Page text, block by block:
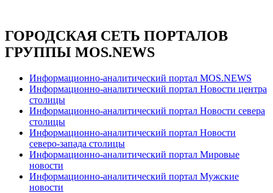
ГОРОДСКАЯ СЕТЬ ПОРТАЛОВ
ГРУППЫ MOS.NEWS
Информационно-аналитический портал MOS.NEWS
Информационно-аналитический портал Новости центра
столицы
Информационно-аналитический портал Новости севера
столицы
Информационно-аналитический портал Новости
северо-запада столицы
Информационно-аналитический портал Мировые
новости
Информационно-аналитический портал Мужские
новости